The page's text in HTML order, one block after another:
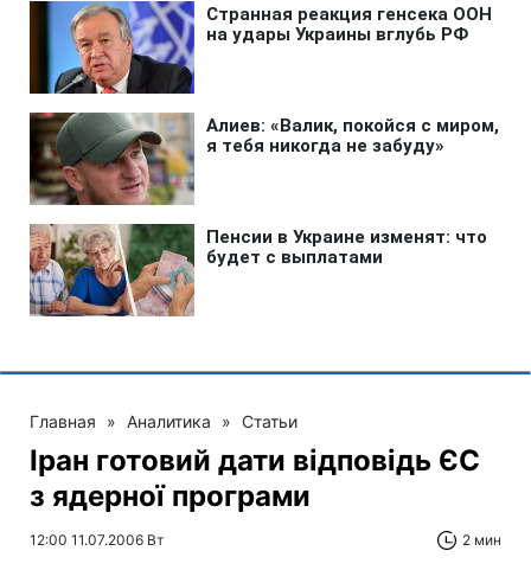
Главная » Аналитика » Статьи
Іран готовий дати відповідь ЄС
з ядерної програми
12:00 11.07.2006 Вт 2 мин